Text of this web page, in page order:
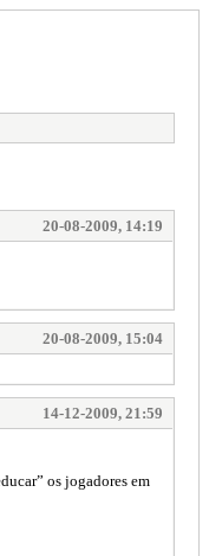
20-08-2009, 14:19
20-08-2009, 15:04
14-12-2009, 21:59
os jogadores em